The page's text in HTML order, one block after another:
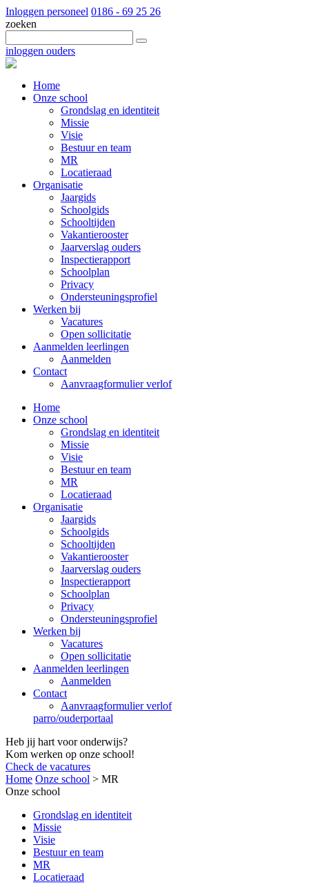
Inloggen personeel 0186 - 69 25 26
zoeken
inloggen ouders
Home
Onze school
Grondslag en identiteit
Missie
Visie
Bestuur en team
MR
Locatieraad
Organisatie
Jaargids
Schoolgids
Schooltijden
Vakantierooster
Jaarverslag ouders
Inspectierapport
Schoolplan
Privacy
Ondersteuningsprofiel
Werken bij
Vacatures
Open sollicitatie
Aanmelden leerlingen
Aanmelden
Contact
Aanvraagformulier verlof
Home
Onze school
Grondslag en identiteit
Missie
Visie
Bestuur en team
MR
Locatieraad
Organisatie
Jaargids
Schoolgids
Schooltijden
Vakantierooster
Jaarverslag ouders
Inspectierapport
Schoolplan
Privacy
Ondersteuningsprofiel
Werken bij
Vacatures
Open sollicitatie
Aanmelden leerlingen
Aanmelden
Contact
Aanvraagformulier verlof
parro/ouderportaal
Heb jij hart voor onderwijs?
Kom werken op onze school!
Check de vacatures
Home Onze school > MR
Onze school
Grondslag en identiteit
Missie
Visie
Bestuur en team
MR
Locatieraad